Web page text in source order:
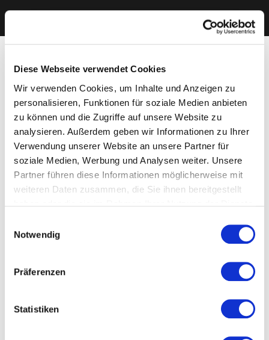
Diese Webseite verwendet Cookies
Wir verwenden Cookies, um Inhalte und Anzeigen zu
personalisieren, Funktionen für soziale Medien anbieten
zu können und die Zugriffe auf unsere Website zu
analysieren. Außerdem geben wir Informationen zu Ihrer
Verwendung unserer Website an unsere Partner für
soziale Medien, Werbung und Analysen weiter. Unsere
Partner führen diese Informationen möglicherweise mit
weiteren Daten zusammen, die Sie ihnen bereitgestellt
Cookies, wenn Sie unsere Webseite weiterhin nutzen.
Notwendig
Präferenzen
Statistiken